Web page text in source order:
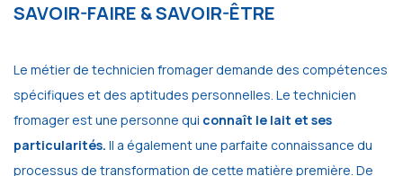
SAVOIR-FAIRE & SAVOIR-ÊTRE
Le métier de technicien fromager demande des compétences
spécifiques et des aptitudes personnelles. Le technicien
fromager est une personne qui connaît le lait et ses
particularités. Il a également une parfaite connaissance du
processus de transformation de cette matière première. De